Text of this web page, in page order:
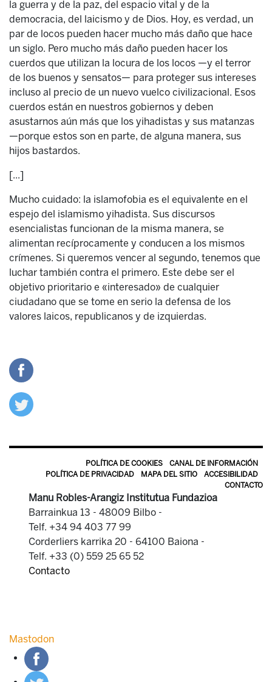
la guerra y de la paz, del espacio vital y de la
democracia, del laicismo y de Dios. Hoy, es verdad, un
par de locos pueden hacer mucho más daño que hace
un siglo. Pero mucho más daño pueden hacer los
cuerdos que utilizan la locura de los locos —y el terror
de los buenos y sensatos— para proteger sus intereses
incluso al precio de un nuevo vuelco civilizacional. Esos
cuerdos están en nuestros gobiernos y deben
asustarnos aún más que los yihadistas y sus matanzas
—porque estos son en parte, de alguna manera, sus
hijos bastardos.
[...]
Mucho cuidado: la islamofobia es el equivalente en el
espejo del islamismo yihadista. Sus discursos
esencialistas funcionan de la misma manera, se
alimentan recíprocamente y conducen a los mismos
crímenes. Si queremos vencer al segundo, tenemos que
luchar también contra el primero. Este debe ser el
objetivo prioritario e «interesado» de cualquier
ciudadano que se tome en serio la defensa de los
valores laicos, republicanos y de izquierdas.
POLÍTICA DE COOKIES
CANAL DE INFORMACIÓN
POLÍTICA DE PRIVACIDAD
MAPA DEL SITIO
ACCESIBILIDAD
CONTACTO
Manu Robles-Arangiz Institutua Fundazioa
Barrainkua 13 - 48009 Bilbo -
Telf. +34 94 403 77 99
Corderliers karrika 20 - 64100 Baiona -
Telf. +33 (0) 559 25 65 52
Contacto
Mastodon